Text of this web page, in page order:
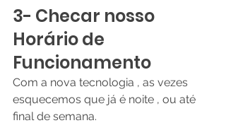
3- Checar nosso
Horário de
Funcionamento
Com a nova tecnologia , as vezes
esquecemos que já é noite , ou até
final de semana.